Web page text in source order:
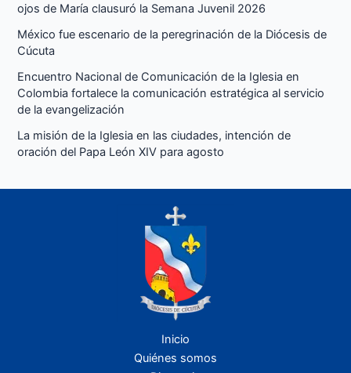
ojos de María clausuró la Semana Juvenil 2026
México fue escenario de la peregrinación de la Diócesis de
Cúcuta
Encuentro Nacional de Comunicación de la Iglesia en
Colombia fortalece la comunicación estratégica al servicio
de la evangelización
La misión de la Iglesia en las ciudades, intención de
oración del Papa León XIV para agosto
Inicio
Quiénes somos